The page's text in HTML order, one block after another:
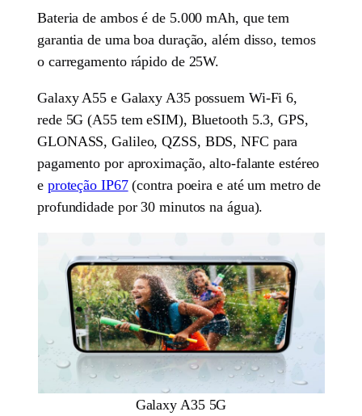
Bateria de ambos é de 5.000 mAh, que tem
garantia de uma boa duração, além disso, temos
o carregamento rápido de 25W.
Galaxy A55 e Galaxy A35 possuem Wi-Fi 6,
rede 5G (A55 tem eSIM), Bluetooth 5.3, GPS,
GLONASS, Galileo, QZSS, BDS, NFC para
pagamento por aproximação, alto-falante estéreo
e proteção IP67(contra poeira e até um metro de
profundidade por 30 minutos na água).
Galaxy A35 5G